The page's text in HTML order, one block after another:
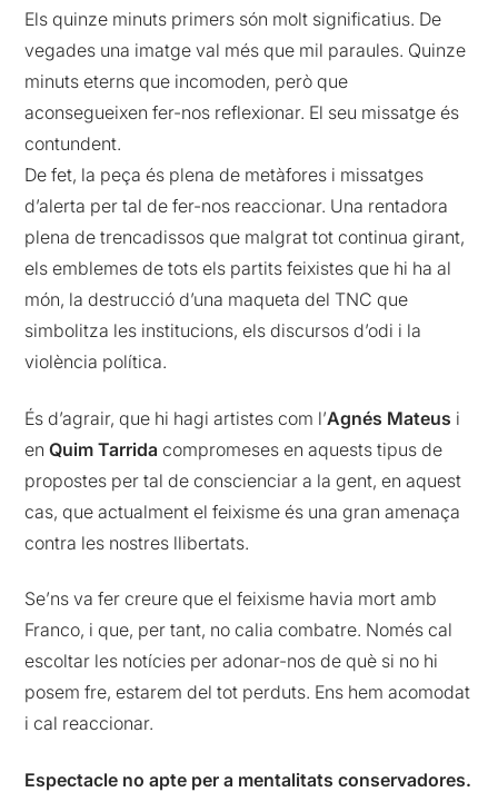
Els quinze minuts primers són molt significatius. De
vegades una imatge val més que mil paraules. Quinze
minuts eterns que incomoden, però que
aconsegueixen fer-nos reflexionar. El seu missatge és
contundent.
De fet, la peça és plena de metàfores i missatges
d’alerta per tal de fer-nos reaccionar. Una rentadora
plena de trencadissos que malgrat tot continua girant,
els emblemes de tots els partits feixistes que hi ha al
món, la destrucció d’una maqueta del TNC que
simbolitza les institucions, els discursos d’odi i la
violència política.
És d’agrair, que hi hagi artistes com l’Agnés Mateus i
enQuim Tarridacompromeses en aquests tipus de
propostes per tal de conscienciar a la gent, en aquest
cas, que actualment el feixisme és una gran amenaça
contra les nostres llibertats.
Se’ns va fer creure que el feixisme havia mort amb
Franco, i que, per tant, no calia combatre. Només cal
escoltar les notícies per adonar-nos de què si no hi
posem fre, estarem del tot perduts. Ens hem acomodat
i cal reaccionar.
Espectacle no apte per a mentalitats conservadores.